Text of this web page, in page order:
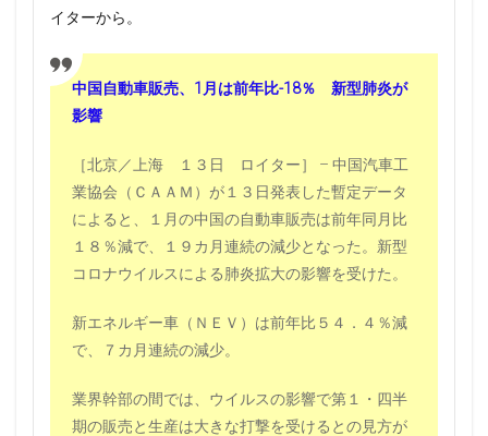
イターから。
中国自動車販売、1月は前年比-18％ 新型肺炎が
影響
［北京／上海 １３日 ロイター］ – 中国汽車工
業協会（ＣＡＡＭ）が１３日発表した暫定データ
によると、１月の中国の自動車販売は前年同月比
１８％減で、１９カ月連続の減少となった。新型
コロナウイルスによる肺炎拡大の影響を受けた。
新エネルギー車（ＮＥＶ）は前年比５４．４％減
で、７カ月連続の減少。
業界幹部の間では、ウイルスの影響で第１・四半
期の販売と生産は大きな打撃を受けるとの見方が